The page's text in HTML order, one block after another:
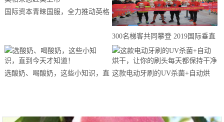
国际资本青睐国服，全力推动英格
300名梯客共同攀登 2019国际垂直
马拉松超级精英赛顺德海骏达中心
站欢乐开跑
选酸奶、喝酸奶，这些小知识，直 这款电动牙刷的UV杀菌+自动烘